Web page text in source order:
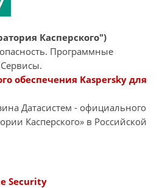
Касперского")
Программные
обеспечения Kaspersky для
Датасиcтем - официального
Касперского» в Российской
Security